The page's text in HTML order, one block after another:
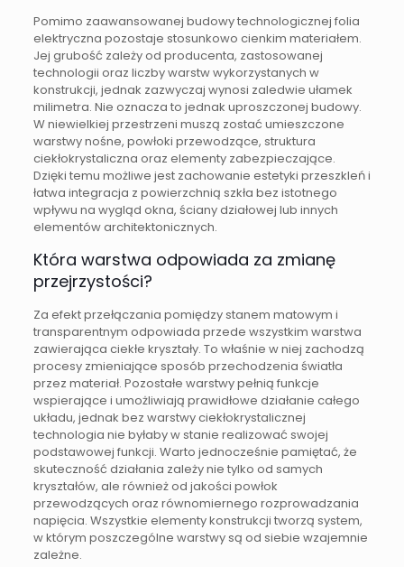
Pomimo zaawansowanej budowy technologicznej folia
elektryczna pozostaje stosunkowo cienkim materiałem.
Jej grubość zależy od producenta, zastosowanej
technologii oraz liczby warstw wykorzystanych w
konstrukcji, jednak zazwyczaj wynosi zaledwie ułamek
milimetra. Nie oznacza to jednak uproszczonej budowy.
W niewielkiej przestrzeni muszą zostać umieszczone
warstwy nośne, powłoki przewodzące, struktura
ciekłokrystaliczna oraz elementy zabezpieczające.
Dzięki temu możliwe jest zachowanie estetyki przeszkleń i
łatwa integracja z powierzchnią szkła bez istotnego
wpływu na wygląd okna, ściany działowej lub innych
elementów architektonicznych.
Która warstwa odpowiada za zmianę
przejrzystości?
Za efekt przełączania pomiędzy stanem matowym i
transparentnym odpowiada przede wszystkim warstwa
zawierająca ciekłe kryształy. To właśnie w niej zachodzą
procesy zmieniające sposób przechodzenia światła
przez materiał. Pozostałe warstwy pełnią funkcje
wspierające i umożliwiają prawidłowe działanie całego
układu, jednak bez warstwy ciekłokrystalicznej
technologia nie byłaby w stanie realizować swojej
podstawowej funkcji. Warto jednocześnie pamiętać, że
skuteczność działania zależy nie tylko od samych
kryształów, ale również od jakości powłok
przewodzących oraz równomiernego rozprowadzania
napięcia. Wszystkie elementy konstrukcji tworzą system,
w którym poszczególne warstwy są od siebie wzajemnie
zależne.